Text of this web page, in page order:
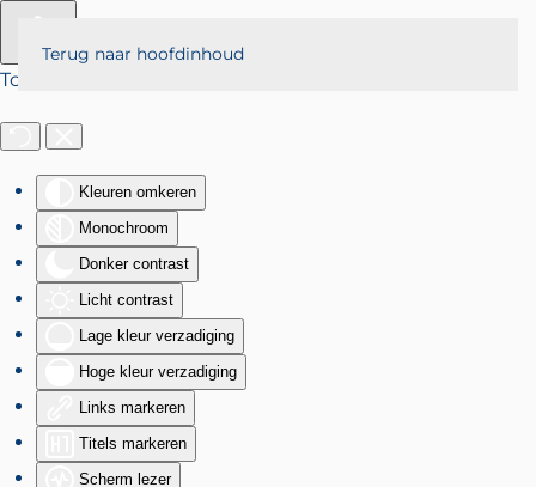
Toegankelijkheid
Kleuren omkeren
Monochroom
Donker contrast
Licht contrast
Lage kleur verzadiging
Hoge kleur verzadiging
Links markeren
Titels markeren
Scherm lezer
Terug naar hoofdinhoud